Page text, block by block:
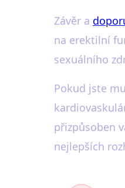
Závěr a
na erektilní
sexuálního
Pokud jste
přizpůsoben
nejlepších